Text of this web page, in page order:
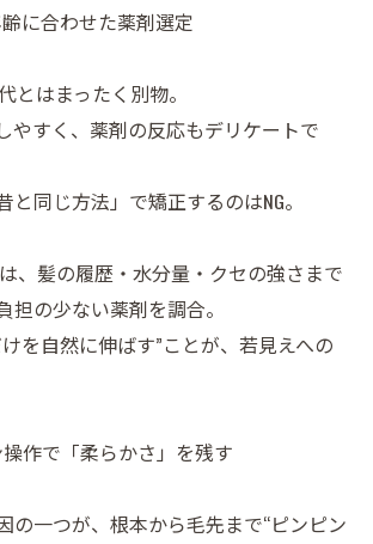
に合わせた薬剤選定
とはまったく別物。
やすく、薬剤の反応もデリケートで
と同じ方法」で矯正するのはNG。
は、髪の履歴・水分量・クセの強さまで
担の少ない薬剤を調合。
を自然に伸ばす”ことが、若見えへの
作で「柔らかさ」を残す
の一つが、根本から毛先まで“ピンピン